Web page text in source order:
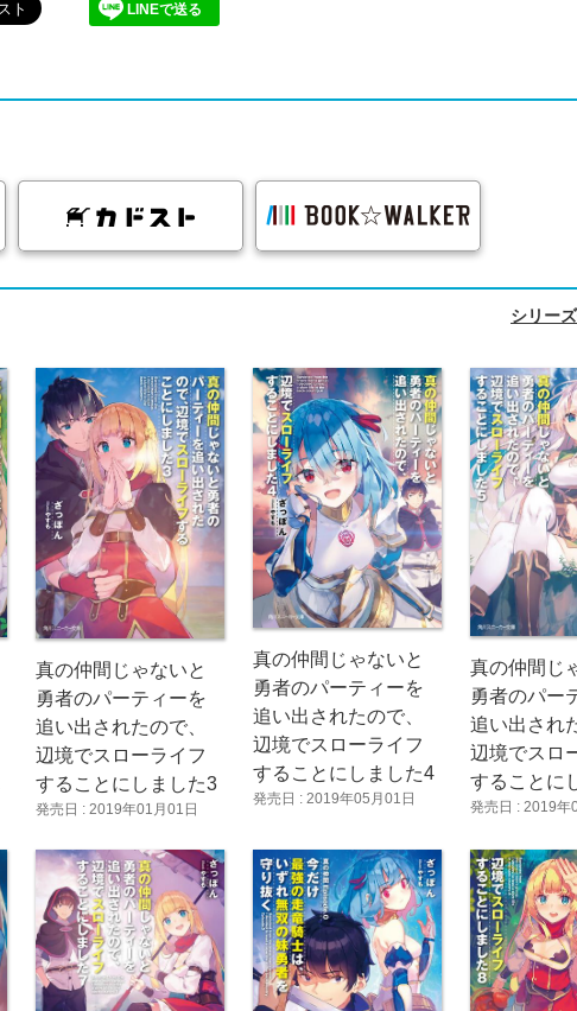
LINEで送る
シリー
真の仲間じゃないと
勇者のパーティーを
追い出されたので、
辺境でスローライフ
することにしました3
発売日 : 2019年01月01日
真の仲間じゃないと
勇者のパーティーを
追い出されたので、
辺境でスローライフ
することにしました4
発売日 : 2019年05月01日
真の仲間じ
勇者のパー
追い出され
辺境でスロ
することに
発売日 : 2019年